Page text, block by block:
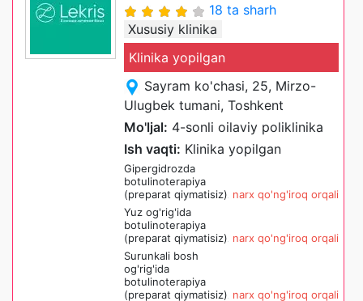
18 ta sharh
Xususiy klinika
Klinika yopilgan
Sayram ko'chasi, 25, Mirzo-
Ulugbek tumani, Toshkent
Mo'ljal: 4-sonli oilaviy poliklinika
Ish vaqti: Klinika yopilgan
Gipergidrozda
botulinoterapiya
(preparat qiymatisiz) narx qo'ng'iroq orqali
Yuz og'rig'ida
botulinoterapiya
(preparat qiymatisiz) narx qo'ng'iroq orqali
Surunkali bosh
og'rig'ida
botulinoterapiya
(preparat qiymatisiz) narx qo'ng'iroq orqali